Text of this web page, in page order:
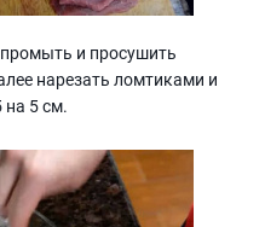
и просушить
нарезать ломтиками и
5 см.